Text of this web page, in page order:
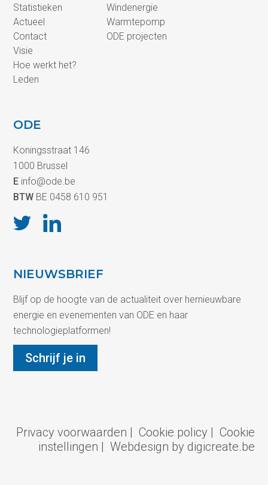
Statistieken
Actueel
Contact
Visie
Hoe werkt het?
Leden
Windenergie
Warmtepomp
ODE projecten
ODE
Koningsstraat 146
1000 Brussel
E info@ode.be
BTW BE 0458 610 951
NIEUWSBRIEF
Blijf op de hoogte van de actualiteit over hernieuwbare
energie en evenementen van ODE en haar
technologieplatformen!
Schrijf je in
Privacy voorwaarden | Cookie policy | Cookie
instellingen | Webdesign by digicreate.be